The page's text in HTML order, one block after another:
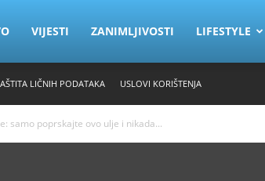
VIJESTI ZANIMLJIVOSTI LIFESTYLE
LIČNIH PODATAKA USLOVI KORIŠTENJA
samo poprskajte ovo ulje i nikada...